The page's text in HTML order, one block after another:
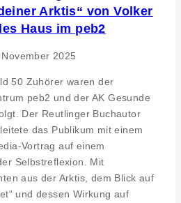
Arktis“ von Volker
Haus im peb2
2025
50 Zuhörer waren der
peb2 und der AK Gesunde
Der Reutlinger Buchautor
das Publikum mit einem
Vortrag auf einem
Selbstreflexion. Mit
aus der Arktis, dem Blick auf
und dessen Wirkung auf